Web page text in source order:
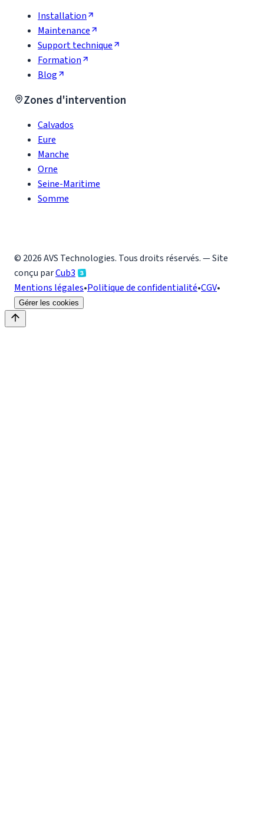
Installation
Maintenance
Support technique
Formation
Blog
Zones d'intervention
Calvados
Eure
Manche
Orne
Seine-Maritime
Somme
© 2026AVS Technologies. Tous droits réservés. — Site
conçu parCub3
Mentions légales•Politique de confidentialité•CGV•
Gérer les cookies